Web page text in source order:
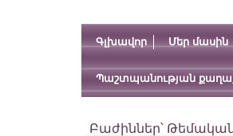
Գլխավոր Մեր մասին
Պաշտպանության
Բաժիններ՝